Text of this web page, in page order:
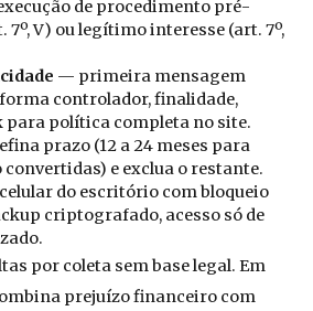
de procedimento pré-
V) ou legítimo interesse (art. 7º,
— primeira mensagem
controlador, finalidade,
para política completa no site.
prazo (12 a 24 meses para
convertidas) e exclua o restante.
do escritório com bloqueio
criptografado, acesso só de
por coleta sem base legal. Em
prejuízo financeiro com